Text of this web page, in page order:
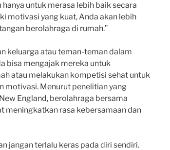
untuk merasa lebih baik secara
motivasi yang kuat, Anda akan lebih
berolahraga di rumah.”
keluarga atau teman-teman dalam
bisa mengajak mereka untuk
atau melakukan kompetisi sehat untuk
motivasi. Menurut penelitian yang
England, berolahraga bersama
meningkatkan rasa kebersamaan dan
jangan terlalu keras pada diri sendiri.